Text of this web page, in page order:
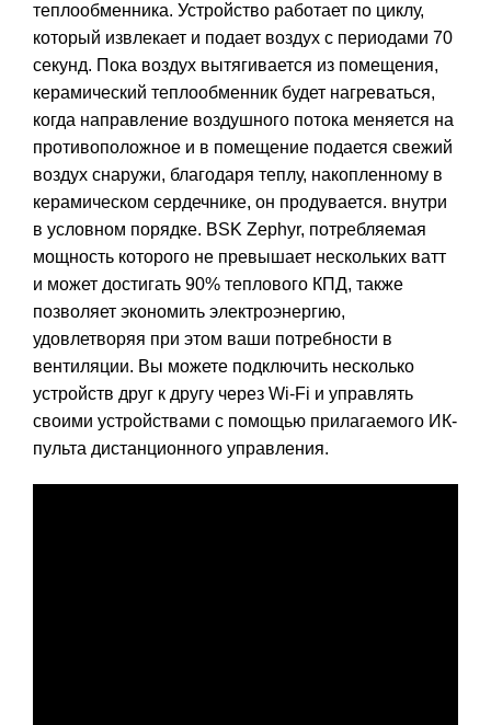
теплообменника. Устройство работает по циклу,
который извлекает и подает воздух с периодами 70
секунд. Пока воздух вытягивается из помещения,
керамический теплообменник будет нагреваться,
когда направление воздушного потока меняется на
противоположное и в помещение подается свежий
воздух снаружи, благодаря теплу, накопленному в
керамическом сердечнике, он продувается. внутри
в условном порядке. BSK Zephyr, потребляемая
мощность которого не превышает нескольких ватт
и может достигать 90% теплового КПД, также
позволяет экономить электроэнергию,
удовлетворяя при этом ваши потребности в
вентиляции. Вы можете подключить несколько
устройств друг к другу через Wi-Fi и управлять
своими устройствами с помощью прилагаемого ИК-
пульта дистанционного управления.